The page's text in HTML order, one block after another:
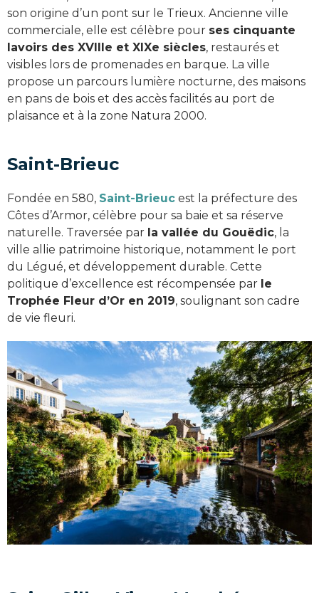
son origine d’un pont sur le Trieux. Ancienne ville
commerciale, elle est célèbre pour ses cinquante
lavoirs des XVIIIe et XIXe siècles, restaurés et
visibles lors de promenades en barque. La ville
propose un parcours lumière nocturne, des maisons
en pans de bois et des accès facilités au port de
plaisance et à la zone Natura 2000.
Saint-Brieuc
Fondée en 580, Saint-Brieuc est la préfecture des
Côtes d’Armor, célèbre pour sa baie et sa réserve
naturelle. Traversée par la vallée du Gouëdic, la
ville allie patrimoine historique, notamment le port
du Légué, et développement durable. Cette
politique d’excellence est récompensée par le
Trophée Fleur d’Or en 2019, soulignant son cadre
de vie fleuri.